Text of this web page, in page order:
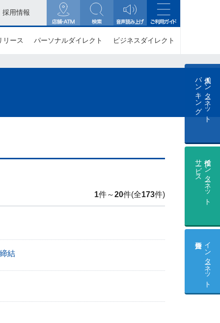
採用情報
リース パーソナルダイレクト ビジネスダイレクト
個人インターネット
バンキング
投信インターネット
サービス
インターネット
1件～20件(全173件)
結